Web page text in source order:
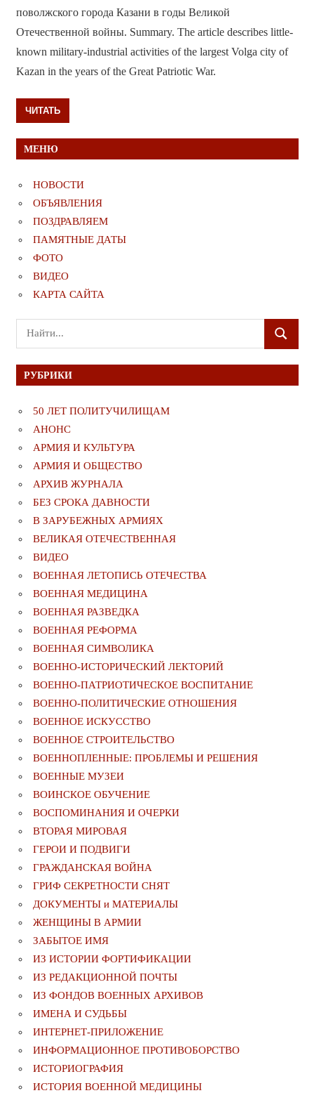
поволжского города Казани в годы Великой
Отечественной войны. Summary. The article describes little-
known military-industrial activities of the largest Volga city of
Kazan in the years of the Great Patriotic War.
ЧИТАТЬ
МЕНЮ
НОВОСТИ
ОБЪЯВЛЕНИЯ
ПОЗДРАВЛЯЕМ
ПАМЯТНЫЕ ДАТЫ
ФОТО
ВИДЕО
КАРТА САЙТА
Поиск
для:
ПОИСК
РУБРИКИ
50 ЛЕТ ПОЛИТУЧИЛИЩАМ
АНОНС
АРМИЯ И КУЛЬТУРА
АРМИЯ И ОБЩЕСТВО
АРХИВ ЖУРНАЛА
БЕЗ СРОКА ДАВНОСТИ
В ЗАРУБЕЖНЫХ АРМИЯХ
ВЕЛИКАЯ ОТЕЧЕСТВЕННАЯ
ВИДЕО
ВОЕННАЯ ЛЕТОПИСЬ ОТЕЧЕСТВА
ВОЕННАЯ МЕДИЦИНА
ВОЕННАЯ РАЗВЕДКА
ВОЕННАЯ РЕФОРМА
ВОЕННАЯ СИМВОЛИКА
ВОЕННО-ИСТОРИЧЕСКИЙ ЛЕКТОРИЙ
ВОЕННО-ПАТРИОТИЧЕСКОЕ ВОСПИТАНИЕ
ВОЕННО-ПОЛИТИЧЕСКИE ОТНОШЕНИЯ
ВОЕННОЕ ИСКУССТВО
ВОЕННОЕ СТРОИТЕЛЬСТВО
ВОЕННОПЛЕННЫЕ: ПРОБЛЕМЫ И РЕШЕНИЯ
ВОЕННЫЕ МУЗЕИ
ВОИНСКОЕ ОБУЧЕНИЕ
ВОСПОМИНАНИЯ И ОЧЕРКИ
ВТОРАЯ МИРОВАЯ
ГЕРОИ И ПОДВИГИ
ГРАЖДАНСКАЯ ВОЙНА
ГРИФ СЕКРЕТНОСТИ СНЯТ
ДОКУМЕНТЫ и МАТЕРИАЛЫ
ЖЕНЩИНЫ В АРМИИ
ЗАБЫТОЕ ИМЯ
ИЗ ИСТОРИИ ФОРТИФИКАЦИИ
ИЗ РЕДАКЦИОННОЙ ПОЧТЫ
ИЗ ФОНДОВ ВОЕННЫХ АРХИВОВ
ИМЕНА И СУДЬБЫ
ИНТЕРНЕТ-ПРИЛОЖЕНИЕ
ИНФОРМАЦИОННОЕ ПРОТИВОБОРСТВО
ИСТОРИОГРАФИЯ
ИСТОРИЯ ВОЕННОЙ МЕДИЦИНЫ